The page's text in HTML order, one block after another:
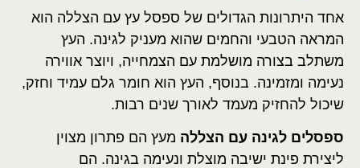
אחד היתרונות הגדולים של ספסל עץ עם הצללה הוא
המראה הטבעי והחמים שהוא מעניק לגינה. העץ
משתלב בצורה מושלמת עם הצמחייה, ויוצר אווירה
נעימה ומזמינה. בנוסף, העץ הוא חומר גלם עמיד וחזק,
שיכול להחזיק מעמד לאורך שנים רבות.
ספסלים לגינה עם הצללה מעץ הם פתרון מצוין
ליצירת פינת ישיבה מוצלת ונעימה בגינה. הם